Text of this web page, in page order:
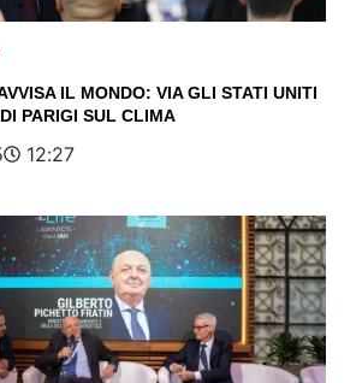
IL MONDO: VIA GLI STATI UNITI
PARIGI SUL CLIMA
12:27